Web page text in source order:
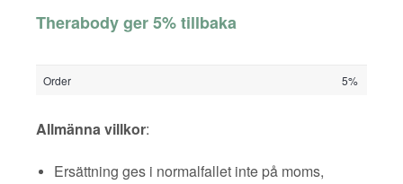
Therabody ger 5% tillbaka
Order 5%
Allmänna villkor:
Ersättning ges i normalfallet inte på moms,